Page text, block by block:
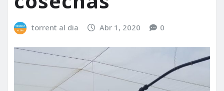
torrent al dia Abr 1, 2020 0